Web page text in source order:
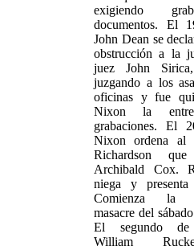
exigiendo
documentos. El
John Dean se
obstrucción a la
juez John
juzgando a los
oficinas y fue
Nixon la
grabaciones. El
Nixon ordena al
Richardson
Archibald Cox.
niega y
Comienza la
masacre del
El segundo de
William